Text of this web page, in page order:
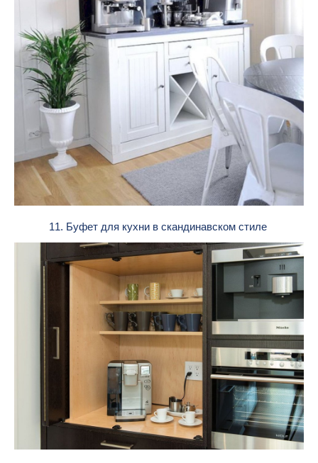
11. Буфет для кухни в скандинавском стиле